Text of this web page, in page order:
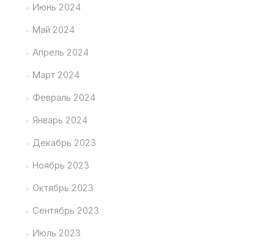
Июнь 2024
Май 2024
Апрель 2024
Март 2024
Февраль 2024
Январь 2024
Декабрь 2023
Ноябрь 2023
Октябрь 2023
Сентябрь 2023
Июль 2023